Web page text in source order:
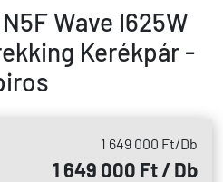
Wave I625W
Kerékpár -
1 649 000 Ft/Db
1 649 000 Ft / Db